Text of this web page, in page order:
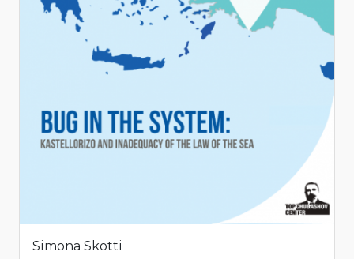
Simona Skotti